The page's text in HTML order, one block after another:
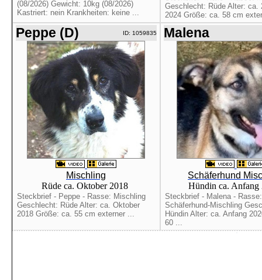
(08/2026) Gewicht: 10kg (08/2026)
Kastriert: nein Krankheiten: keine ...
Geschlecht: Rüde Alter: ca.
2024 Größe: ca. 58 cm
Peppe (D) ID: 1059835
Mischling
Rüde ca. Oktober 2018
Steckbrief - Peppe - Rasse: Mischling
Geschlecht: Rüde Alter: ca. Oktober
2018 Größe: ca. 55 cm externer ...
Malena
Schäferhund
Hündin ca.
Steckbrief - Malena - Rasse:
Schäferhund-Mischling
Hündin Alter: ca. Anfang
60 ...